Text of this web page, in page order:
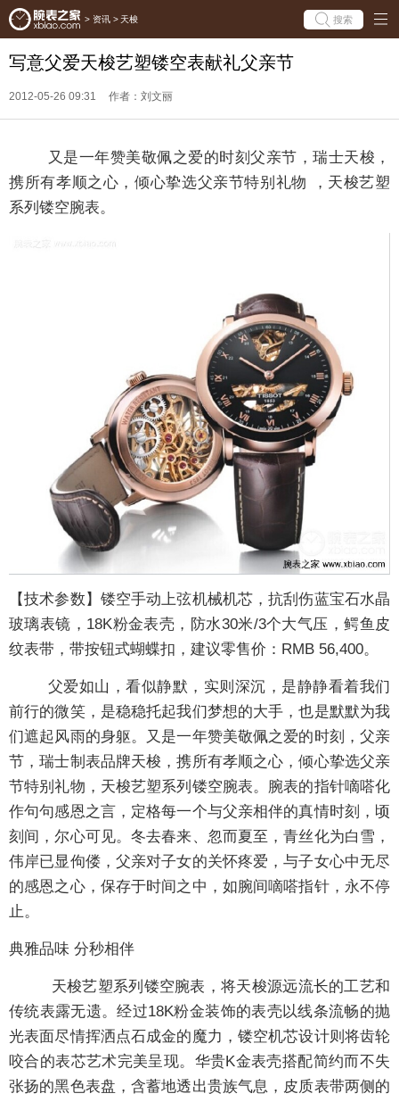
> 资讯 > 天梭 搜索
写意父爱天梭艺塑镂空表献礼父亲节
2012-05-26 09:31 作者：刘文丽
又是一年赞美敬佩之爱的时刻父亲节，瑞士天梭，
携所有孝顺之心，倾心挚选父亲节特别礼物 ，天梭艺塑
系列镂空腕表。
【技术参数】镂空手动上弦机械机芯，抗刮伤蓝宝石水晶
玻璃表镜，18K粉金表壳，防水30米/3个大气压，鳄鱼皮
纹表带，带按钮式蝴蝶扣，建议零售价：RMB 56,400。
父爱如山，看似静默，实则深沉，是静静看着我们
前行的微笑，是稳稳托起我们梦想的大手，也是默默为我
们遮起风雨的身躯。又是一年赞美敬佩之爱的时刻，父亲
节，瑞士制表品牌天梭，携所有孝顺之心，倾心挚选父亲
节特别礼物，天梭艺塑系列镂空腕表。腕表的指针嘀嗒化
作句句感恩之言，定格每一个与父亲相伴的真情时刻，顷
刻间，尔心可见。冬去春来、忽而夏至，青丝化为白雪，
伟岸已显佝偻，父亲对子女的关怀疼爱，与子女心中无尽
的感恩之心，保存于时间之中，如腕间嘀嗒指针，永不停
止。
典雅品味 分秒相伴
天梭艺塑系列镂空腕表，将天梭源远流长的工艺和
传统表露无遗。经过18K粉金装饰的表壳以线条流畅的抛
光表面尽情挥洒点石成金的魔力，镂空机芯设计则将齿轮
咬合的表芯艺术完美呈现。华贵K金表壳搭配简约而不失
张扬的黑色表盘，含蓄地透出贵族气息，皮质表带两侧的